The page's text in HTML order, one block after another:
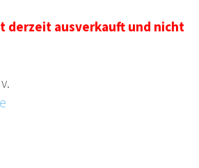
derzeit ausverkauft und nicht